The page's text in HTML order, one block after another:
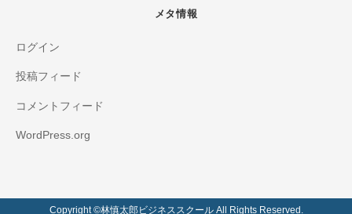
メタ情報
ログイン
投稿フィード
コメントフィード
WordPress.org
Copyright ©️林慎太郎ビジネススクール All Rights Reserved.